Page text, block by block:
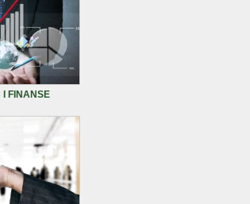
I FINANSE